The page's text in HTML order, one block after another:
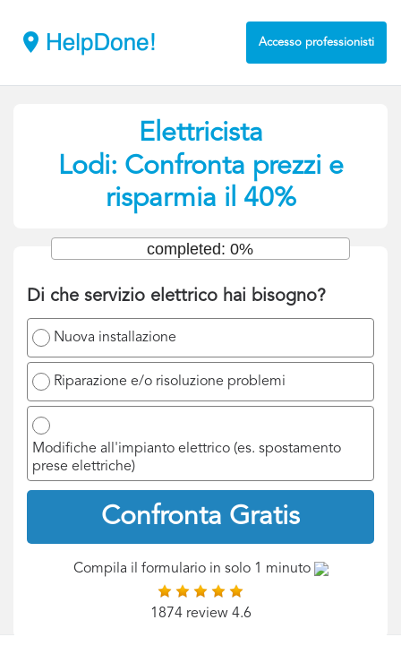
Accesso professionisti
Elettricista
Lodi: Confronta prezzi e
risparmia il 40%
Di che servizio elettrico hai bisogno?
Nuova installazione
Riparazione e/o risoluzione problemi
Modifiche all'impianto elettrico (es. spostamento
prese elettriche)
Confronta Gratis
completed: 0%
Compila il formulario in solo 1 minuto
1874 review 4.6